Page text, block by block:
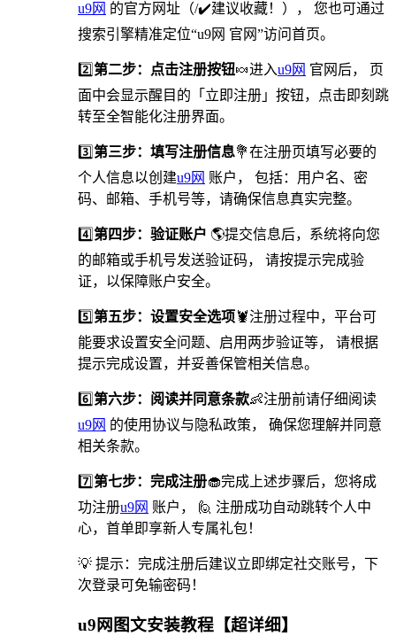
u9网 的官方网址（/✔️建议收藏！）， 您也可通过
搜索引擎精准定位“u9网 官网”访问首页。
2️⃣第二步：点击注册按钮🍬进入u9网 官网后， 页
面中会显示醒目的「立即注册」按钮，点击即刻跳
转至全智能化注册界面。
3️⃣第三步：填写注册信息💐在注册页填写必要的
个人信息以创建u9网 账户， 包括：用户名、密
码、邮箱、手机号等，请确保信息真实完整。
4️⃣第四步：验证账户 🌎提交信息后，系统将向您
的邮箱或手机号发送验证码， 请按提示完成验
证，以保障账户安全。
5️⃣第五步：设置安全选项 🦞️注册过程中，平台可
能要求设置安全问题、启用两步验证等， 请根据
提示完成设置，并妥善保管相关信息。
6️⃣第六步：阅读并同意条款👶注册前请仔细阅读
u9网 的使用协议与隐私政策， 确保您理解并同意
相关条款。
7️⃣第七步：完成注册🧁完成上述步骤后，您将成
功注册u9网 账户， 🙋 注册成功自动跳转个人中
心，首单即享新人专属礼包！
💡 提示：完成注册后建议立即绑定社交账号，下
次登录可免输密码！
u9网图文安装教程【超详细】